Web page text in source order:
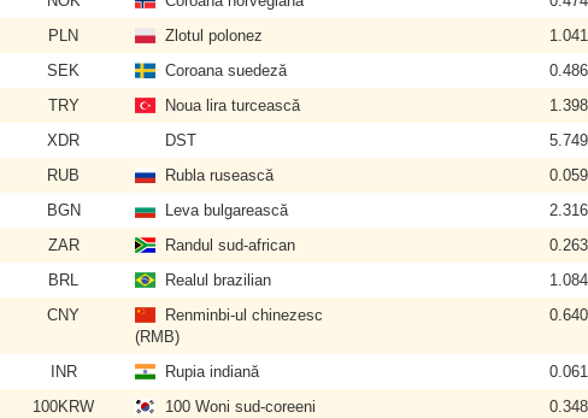
PLN
Zlotul polonez
SEK
Coroana suedeză
TRY
Noua lira turcească
XDR
DST
RUB
Rubla rusească
BGN
Leva bulgarească
ZAR
Randul sud-african
BRL
Realul brazilian
CNY
Renminbi-ul chinezesc
(RMB)
INR Rupia indiană
100KRW
100 Woni sud-coreeni